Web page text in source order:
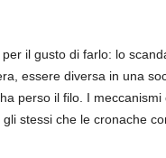
il gusto di farlo: lo
essere diversa in una
perso il filo. I
stessi che le cronache